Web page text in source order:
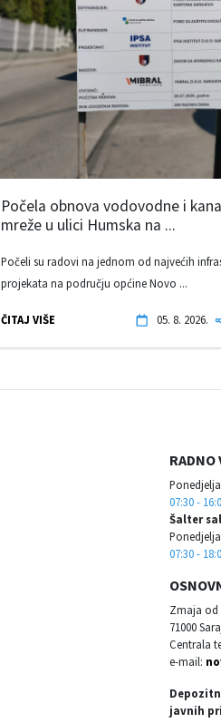
Počela obnova vodovodne i
mreže u ulici Humska na ...
Počeli su radovi na jednom od najvećih
projekata na području općine Novo ...
ČITAJ VIŠE 05. 8. 2026.
RADNO
07:30 -
Šalter
07:30 -
Zmaja od
71000
Centrala
e-mail:
javnih